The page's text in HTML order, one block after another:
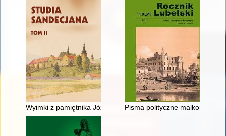
Wyimki z pamiętnika Józefa Dzięciołowskiego
Pisma polityczne